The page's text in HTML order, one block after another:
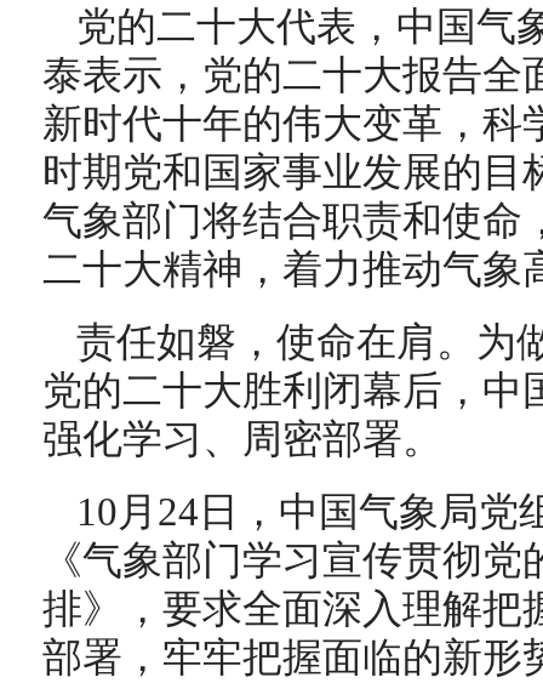
党的二十大代表，中国气
泰表示，党的二十大报告全
新时代十年的伟大变革，科
时期党和国家事业发展的目
气象部门将结合职责和使命
二十大精神，着力推动气象
责任如磐，使命在肩。为
党的二十大胜利闭幕后，中
强化学习、周密部署。
10月24日，中国气象局党
《气象部门学习宣传贯彻
排》，要求全面深入理解把
部署，牢牢把握面临的新形